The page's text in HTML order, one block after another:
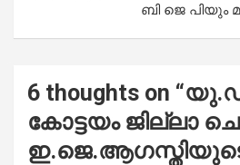
ബി ജെ പിയും
6 thoughts on “
കോട്ടയം ജില്ലാ